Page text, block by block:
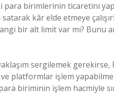
para birimlerinin ticaretini
satarak kâr elde etmeye
bir alt limit var mı? Bunu
sergilemek gerekirse,
platformlar işlem
biriminin işlem hacmiyle